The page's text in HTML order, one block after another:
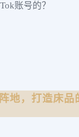
账号的？
地，打造床品